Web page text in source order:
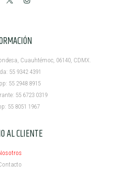
Cuauhtémoc, 06140, CDMX.
55 9342 4391
55 2948 8915
55 6723 0319
55 8051 1967
AL CLIENTE